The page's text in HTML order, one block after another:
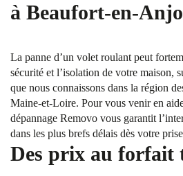
à Beaufort-en-
La panne d’un volet roulant peut
sécurité et l’isolation de votre maison,
que nous connaissons dans la région
Maine-et-Loire. Pour vous venir en
dépannage Removo vous garantit
dans les plus brefs délais dès votre
Des prix au forfait